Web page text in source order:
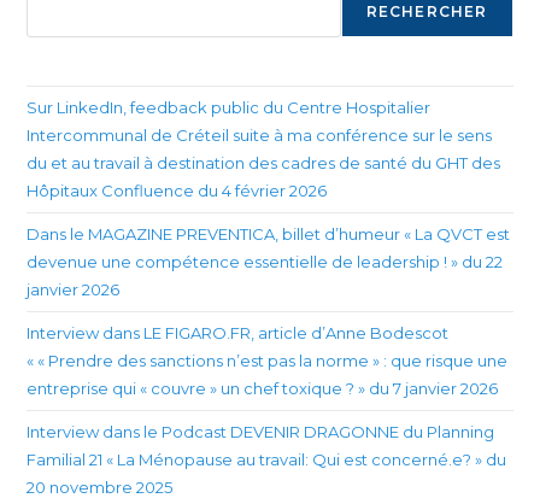
RECHERCHER
Sur LinkedIn, feedback public du Centre Hospitalier
Intercommunal de Créteil suite à ma conférence sur le sens
du et au travail à destination des cadres de santé du GHT des
Hôpitaux Confluence du 4 février 2026
Dans le MAGAZINE PREVENTICA, billet d’humeur « La QVCT est
devenue une compétence essentielle de leadership ! » du 22
janvier 2026
Interview dans LE FIGARO.FR, article d’Anne Bodescot
« « Prendre des sanctions n’est pas la norme » : que risque une
entreprise qui « couvre » un chef toxique ? » du 7 janvier 2026
Interview dans le Podcast DEVENIR DRAGONNE du Planning
Familial 21 « La Ménopause au travail: Qui est concerné.e? » du
20 novembre 2025